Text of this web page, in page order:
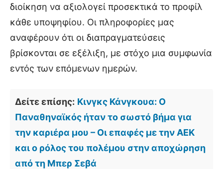
διοίκηση να αξιολογεί προσεκτικά το προφίλ
κάθε υποψηφίου. Οι πληροφορίες μας
αναφέρουν ότι οι διαπραγματεύσεις
βρίσκονται σε εξέλιξη, με στόχο μια συμφωνία
εντός των επόμενων ημερών.
Δείτε επίσης: Κινγκς Κάνγκουα: Ο
Παναθηναϊκός ήταν το σωστό βήμα για
την καριέρα μου – Οι επαφές με την ΑΕΚ
και ο ρόλος του πολέμου στην αποχώρηση
από τη Μπερ Σεβά